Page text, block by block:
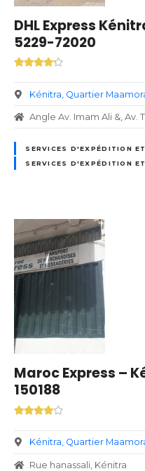
DHL Express
5229-72020
Kénitra Quartier
Angle Av. Imam Ali &, Av.
SERVICES D'EXPÉDITION
SERVICES D'EXPÉDITION
Maroc Express –
150188
Kénitra Quartier
Rue hanassali, Kénitra